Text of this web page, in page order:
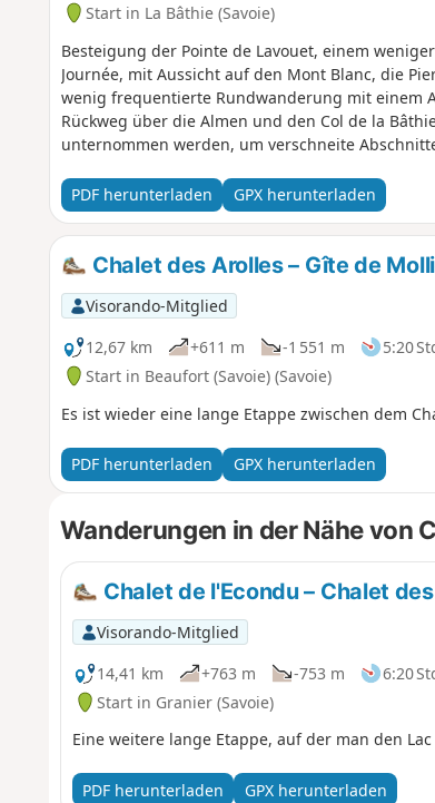
Start in La Bâthie (Savoie)
Besteigung der Pointe de Lavouet, einem
Journée, mit Aussicht auf den Mont Blanc, die
wenig frequentierte Rundwanderung mit einem
Rückweg über die Almen und den Col de la
unternommen werden, um verschneite
PDF herunterladen
GPX herunterladen
Chalet des Arolles – Gîte de
Visorando-Mitglied
12,67 km
+611 m -1 551 m 5:20
Start in Beaufort (Savoie) (Savoie)
Es ist wieder eine lange Etappe zwischen dem
PDF herunterladen GPX herunterladen
Wanderungen in der Nähe von
Chalet de l'Econdu – Chalet
Visorando-Mitglied
14,41 km
+763 m -753 m 6:20
Start in Granier (Savoie)
Eine weitere lange Etappe, auf der man den
PDF herunterladen GPX herunterladen